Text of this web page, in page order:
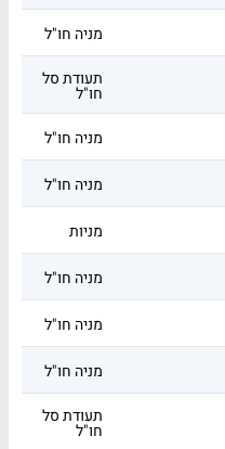
מניה חו"ל
תעודת סל
חו"ל
מניה חו"ל
מניה חו"ל
מניות
מניה חו"ל
מניה חו"ל
מניה חו"ל
תעודת סל
חו"ל